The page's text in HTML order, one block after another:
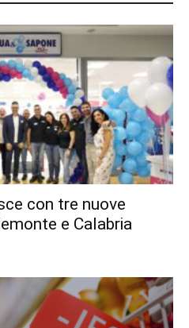
con tre nuove
e Calabria